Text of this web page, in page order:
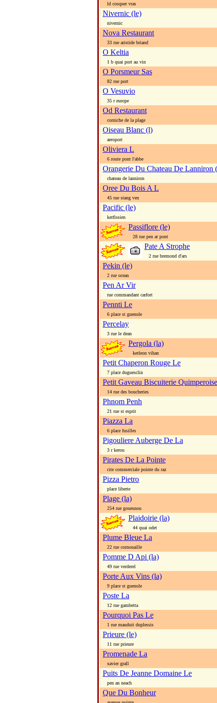
ld cosquer vras
Nivernic (le)
nivernic
Nova Restaurant
33 rue aristide briand
O Keltia
1 b quai port au vin
O Porsmeur Sas
82 rue port
O Vesuvio
35 r europe
Od Restaurant
corniche de la plage
Oiseau Blanc (l)
aeroport
Oliviera L
6 route pont l'abbe
Orangerie Du Chateau De Lanniron
chateau de lanniron
Oree Du Bois A L
45 rue stang ven
Pacific (le)
kerfissien
Passiflore (le)
28 rue pen ar pont
Pate A Strophe
2 rue bremond d'ars
Pekin (le)
2 rue ocean
Pen Ar Vir
rue commandant carfort
Pennti Le
6 place st guenole
Percelay
3 rue le dean
Pergola (la)
kerleon vihan
Petit Chaperon Rouge Le
7 place duguesclin
Petit Gaveau Biscuiterie
14 rue des boucheries
Phnom Penh
21 rue st esprit
Piazza La
6 place fusilles
Pigouliere Auberge De La
3 r kerou
Pirates De La Pointe
cite commerciale pointe du raz
Pizza Pietro
place liberte
Plage (la)
254 rue gouesnou
Plaidoirie (la)
44 quai odet
Plume Bleue La
22 rue cornouaille
Pomme D Api (la)
49 rue verderel
Porte Aux Vins (la)
9 place st guenole
Poste La
12 rue gambetta
Pourquoi Pas Le
1 rue mauduit duplessis
Prieure (le)
11 rue prieure
Promenade La
xavier grall
Puits De Jeanne Domaine Le
pen an neach
Que Du Bonheur